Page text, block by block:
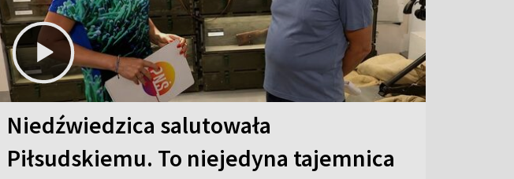
Niedźwiedzica salutowała
Piłsudskiemu. To niejedyna tajemnica